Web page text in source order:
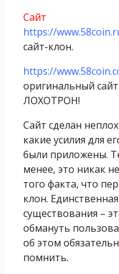
Сайт
https://
сайт-клон.
https://
оригинальный
ЛОХОТРОН!
Сайт сделан
какие усилия для
были приложены.
менее, это никак
того факта, что
клон.
существования –
обмануть
об этом
помнить.